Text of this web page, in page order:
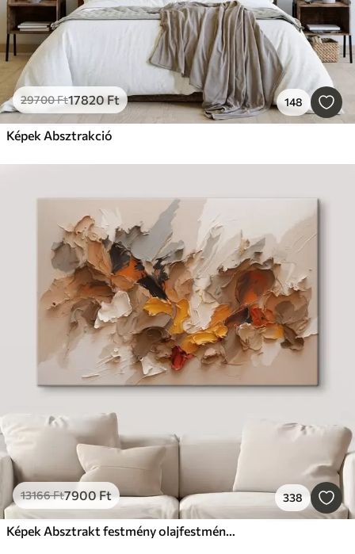
29700Ft17820Ft 148
Képek Absztrakció
13166Ft7900Ft 338
Képek Absztrakt festmény olajfestmény stílusban